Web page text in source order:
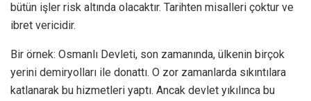
bütün işler risk altında olacaktır. Tarihten misalleri çoktur ve
ibret vericidir.
Bir örnek: Osmanlı Devleti, son zamanında, ülkenin birçok
yerini demiryolları ile donattı. O zor zamanlarda sıkıntılara
katlanarak bu hizmetleri yaptı. Ancak devlet yıkılınca bu